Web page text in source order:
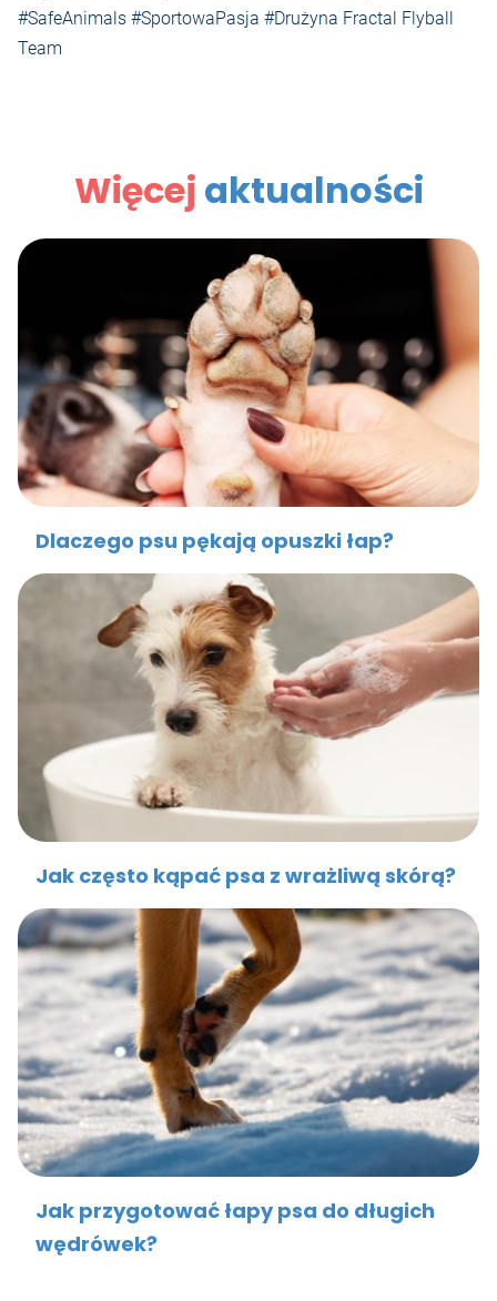
#SafeAnimals #SportowaPasja #Drużyna Fractal Flyball
Team
Więcej aktualności
Dlaczego psu pękają opuszki łap?
Jak często kąpać psa z wrażliwą skórą?
Jak przygotować łapy psa do długich
wędrówek?